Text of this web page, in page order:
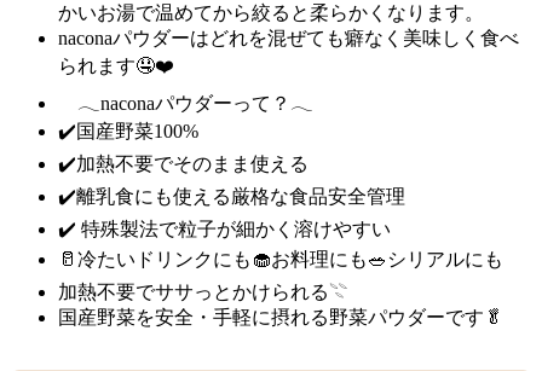
かいお湯で温めてから絞ると柔らかくなります。
naconaパウダーはどれを混ぜても癖なく美味しく食べ
られます🤤❤️
𓂃naconaパウダーって？𓂃
✔️国産野菜100%
✔️加熱不要でそのまま使える
✔️離乳食にも使える厳格な食品安全管理
✔️ 特殊製法で粒子が細かく溶けやすい
🥛冷たいドリンクにも🧁お料理にも🥗シリアルにも
加熱不要でササっとかけられる𓇢
国産野菜を安全・手軽に摂れる野菜パウダーです🥬